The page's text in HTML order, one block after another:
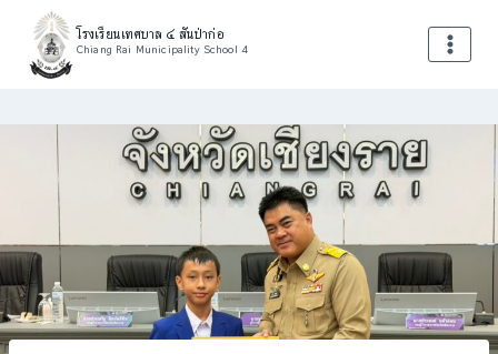
โรงเรียนเทศบาล ๔ สันป่าก่อ
Chiang Rai Municipality School 4